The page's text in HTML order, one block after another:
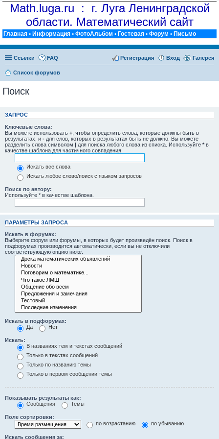
Math.luga.ru : г. Луга Ленинградской
области. Математический сайт
Главная • Информация • ФотоАльбом • Гостевая • Форум • Письмо
Ссылки Галерея
FAQ Вход
Регистрация
Список форумов
Поиск
ЗАПРОС
Ключевые слова:
Вы можете использовать + , чтобы определить слова, которые должны быть в
результатах, и - для слов, которых в результатах быть не должно. Вы можете
разделить слова символом | для поиска любого слова из списка. Используйте * в
качестве шаблона для частичного совпадения.
Искать все слова
Искать любое слово/поиск с языком запросов
Поиск по автору:
Используйте * в качестве шаблона.
ПАРАМЕТРЫ ЗАПРОСА
Искать в форумах:
Выберите форум или форумы, в которых будет произведён поиск. Поиск в
подфорумах производится автоматически, если вы не отключили
соответствующую опцию ниже.
Искать в подфорумах:
Да
Нет
Искать:
В названиях тем и текстах сообщений
Только в текстах сообщений
Только по названию темы
Только в первом сообщении темы
Показывать результаты как:
Сообщения
Темы
Поле сортировки:
по возрастанию
по убыванию
Искать сообщения за: